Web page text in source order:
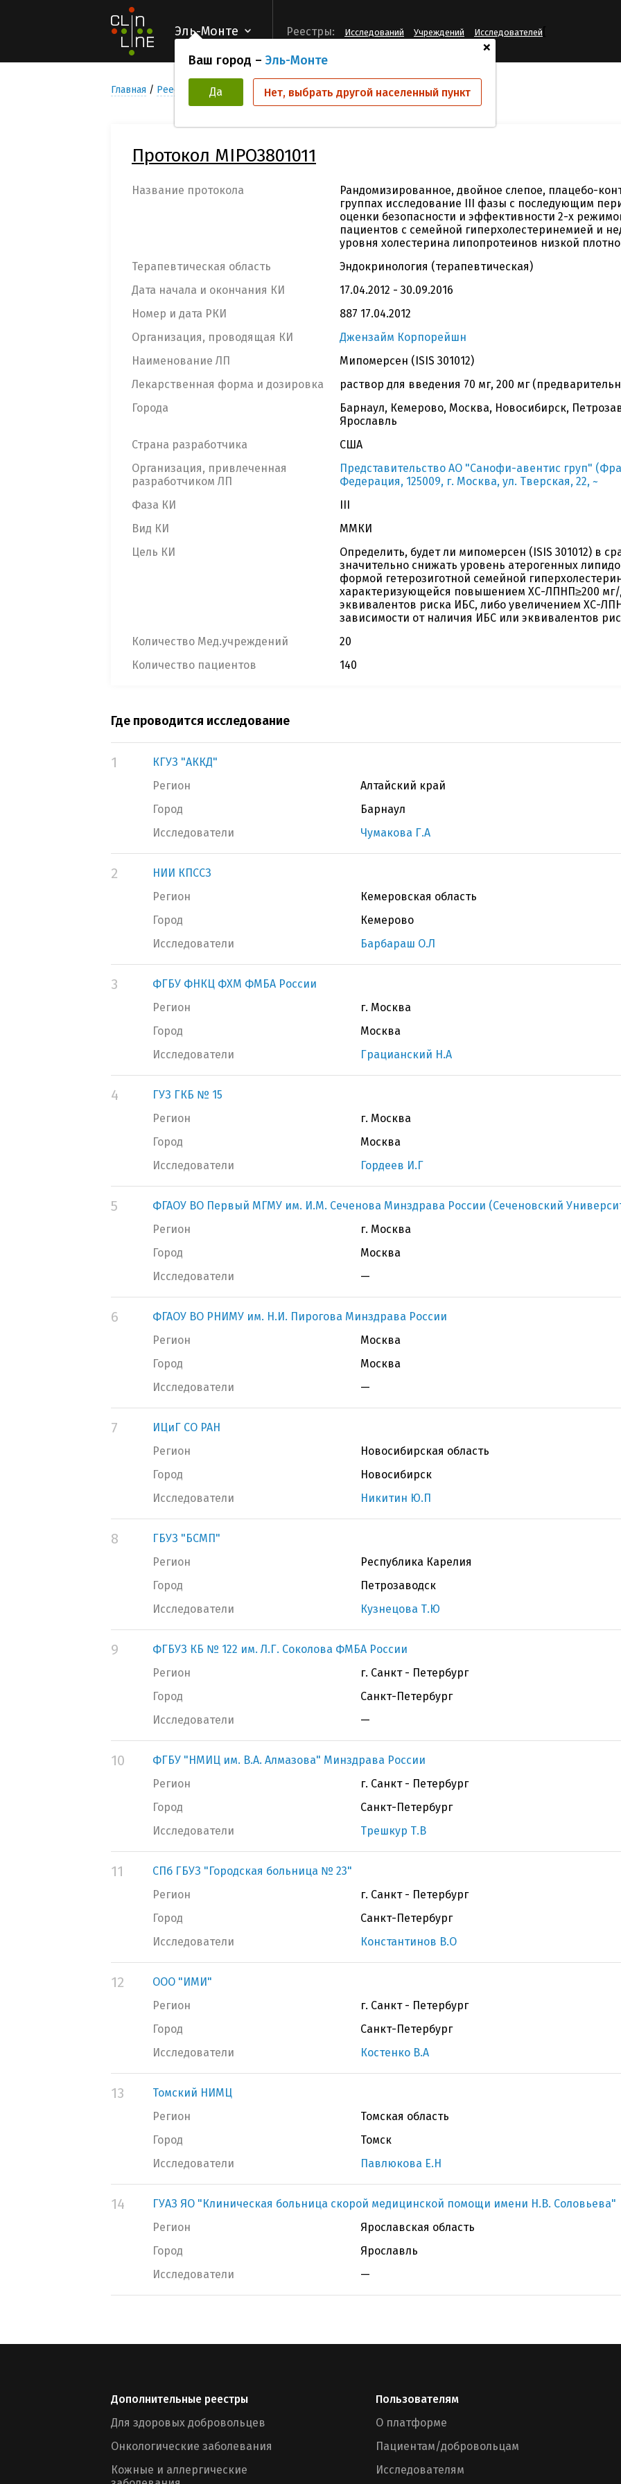
Эль-Монте
+
Ваш город – Эль-Монте
Да Нет, выбрать другой населенный пункт
Реестры: Исследований Учреждений Исследователей
Главная Реестр Клинических исследований MIPO3801011
Протокол MIPO3801011
Название протокола
Рандомизированное, двойное слепое, плацебо-
группах исследование III фазы с последующим
оценки безопасности и эффективности 2-х
пациентов с семейной гиперхолестеринемией и
уровня холестерина липопротеинов низкой
Терапевтическая область
Эндокринология (терапевтическая)
Дата начала и окончания КИ
17.04.2012 - 30.09.2016
Номер и дата РКИ
887 17.04.2012
Организация, проводящая КИ
Джензайм Корпорейшн
Наименование ЛП
Мипомерсен (ISIS 301012)
Лекарственная форма и дозировка
раствор для введения 70 мг, 200 мг
Города
Барнаул, Кемерово, Москва, Новосибирск,
Ярославль
Страна разработчика
США
Организация, привлеченная
разработчиком ЛП
Представительство АО "Санофи-авентис груп"
Федерация, 125009, г. Москва, ул. Тверская, 22, ~
Фаза КИ
III
Вид КИ
ММКИ
Цель КИ
Определить, будет ли мипомерсен (ISIS 301012) в
значительно снижать уровень атерогенных
формой гетерозиготной семейной
характеризующейся повышением ХС-ЛПНП≥200
эквивалентов риска ИБС, либо увеличением ХС-
зависимости от наличия ИБС или эквивалентов
Количество Мед.учреждений
20
Количество пациентов
140
Где проводится исследование
1
КГУЗ "АККД"
Регион
Алтайский край
Город
Барнаул
Исследователи
Чумакова Г.А
2
НИИ КПССЗ
Регион
Кемеровская область
Город
Кемерово
Исследователи
Барбараш О.Л
3
ФГБУ ФНКЦ ФХМ ФМБА России
Регион
г. Москва
Город
Москва
Исследователи
Грацианский Н.А
4
ГУЗ ГКБ № 15
Регион
г. Москва
Город
Москва
Исследователи
Гордеев И.Г
5
ФГАОУ ВО Первый МГМУ им. И.М. Сеченова Минздрава России (Сеченовский
Регион
г. Москва
Город
Москва
Исследователи
—
6
ФГАОУ ВО РНИМУ им. Н.И. Пирогова Минздрава России
Регион
Москва
Город
Москва
Исследователи
—
7
ИЦиГ СО РАН
Регион
Новосибирская область
Город
Новосибирск
Исследователи
Никитин Ю.П
8
ГБУЗ "БСМП"
Регион
Республика Карелия
Город
Петрозаводск
Исследователи
Кузнецова Т.Ю
9
ФГБУЗ КБ № 122 им. Л.Г. Соколова ФМБА России
Регион
г. Санкт - Петербург
Город
Санкт-Петербург
Исследователи
—
10
ФГБУ "НМИЦ им. В.А. Алмазова" Минздрава России
Регион
г. Санкт - Петербург
Город
Санкт-Петербург
Исследователи
Трешкур Т.В
11
СПб ГБУЗ "Городская больница № 23"
Регион
г. Санкт - Петербург
Город
Санкт-Петербург
Исследователи
Константинов В.О
12
ООО "ИМИ"
Регион
г. Санкт - Петербург
Город
Санкт-Петербург
Исследователи
Костенко В.А
13
Томский НИМЦ
Регион
Томская область
Город
Томск
Исследователи
Павлюкова Е.Н
14
ГУАЗ ЯО "Клиническая больница скорой медицинской помощи имени Н.В. Соловьева"
Регион
Ярославская область
Город
Ярославль
Исследователи
—
Дополнительные реестры
Для здоровых добровольцев
Онкологические заболевания
Кожные и аллергические
Пользователям
О платформе
Пациентам/добровольцам
Исследователям